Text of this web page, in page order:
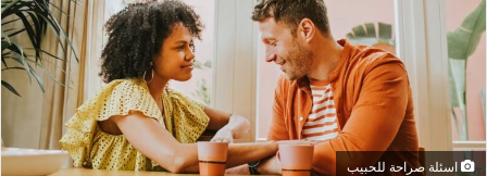
اسئلة صراحة للحبيب